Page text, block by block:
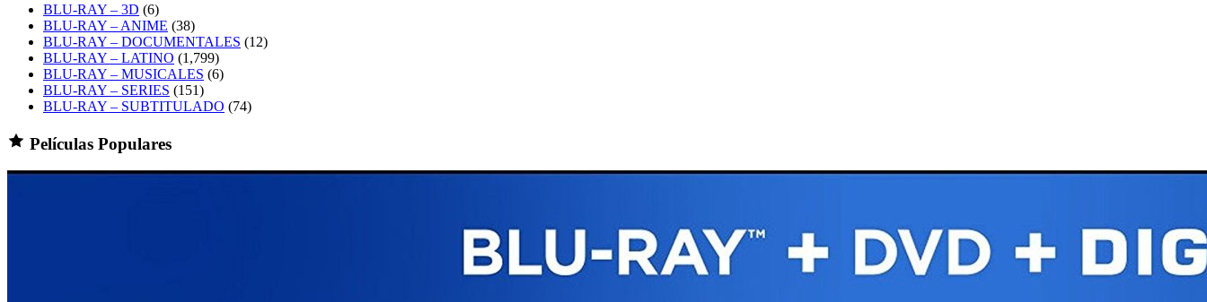
BLU-RAY – 3D (6)
BLU-RAY – ANIME (38)
BLU-RAY – DOCUMENTALES (12)
BLU-RAY – LATINO (1,799)
BLU-RAY – MUSICALES (6)
BLU-RAY – SERIES (151)
BLU-RAY – SUBTITULADO (74)
Películas Populares